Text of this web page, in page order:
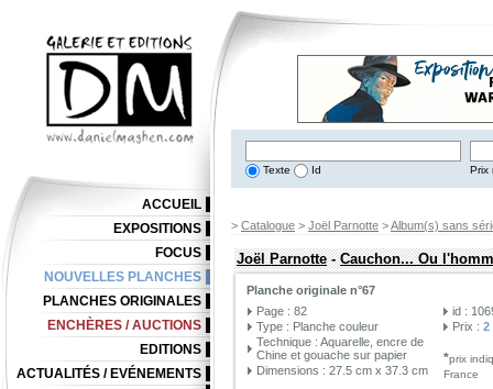
Texte Id Prix
> Catalogue > Joël Parnotte >Album(s) sans
Joël Parnotte-Cauchon... Ou
Planche originale n°67
Page : 82
Type : Planche couleur
Technique : Aquarelle, encre de
Chine et gouache sur papier
Dimensions : 27.5 cm x 37.3 cm
id :
Prix :2
*prix
France
ACCUEIL
EXPOSITIONS
FOCUS
NOUVELLES PLANCHES
PLANCHES ORIGINALES
ENCHÈRES / AUCTIONS
EDITIONS
ACTUALITÉS / EVÉNEMENTS